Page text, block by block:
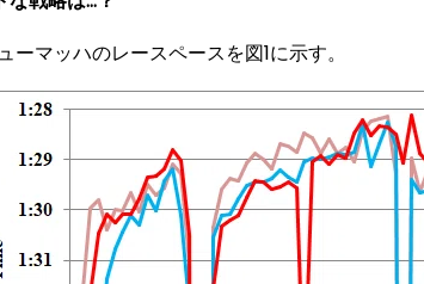
マッハのレースペースを図1に示す。